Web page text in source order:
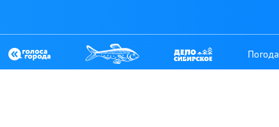
Погода